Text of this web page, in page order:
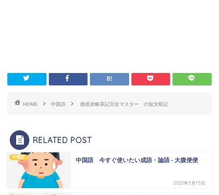
HOME 中国語 徹底攻略筆記完全マスター の短文暗記
RELATED POST
中国語 中国語 今すぐ使いたい成語・論語 - 大腹便便
2023年3月15日